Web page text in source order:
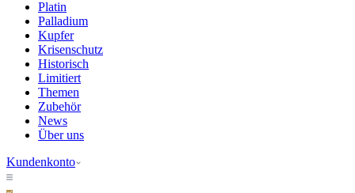
Platin
Palladium
Kupfer
Krisenschutz
Historisch
Limitiert
Themen
Zubehör
News
Über uns
Kundenkonto